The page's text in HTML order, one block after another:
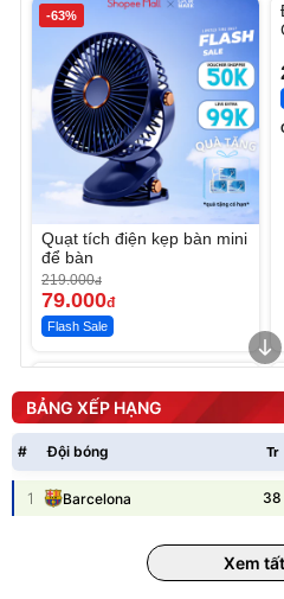
-63%
Quạt tích điện kẹp bàn mini
để bàn
219.000đ
79.000đ
Flash Sale
tức thì Vaseline Body
190.000 đ
138.330
Discount
9066 Size 20/24/28 Cao
BẢNG XẾP HẠNG
# Đội bóng Tr
1 Barcelona 38
Xem